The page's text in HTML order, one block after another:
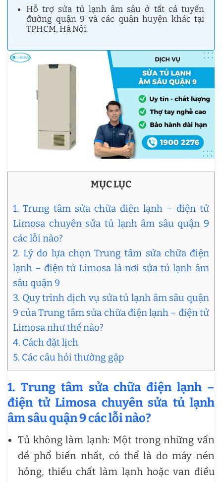
Hỗ trợ sửa tủ lạnh âm sâu ở tất cả tuyến
đường quận 9 và các quận huyện khác tại
TPHCM, Hà Nội.
MỤC LỤC
1. Trung tâm sửa chữa điện lạnh – điện tử
Limosa chuyên sửa tủ lạnh âm sâu quận 9
các lỗi nào?
2. Lý do lựa chọn Trung tâm sửa chữa điện
lạnh – điện tử Limosa là nơi sửa tủ lạnh âm
sâu quận 9
3. Quy trình dịch vụ sửa tủ lạnh âm sâu quận
9 của Trung tâm sửa chữa điện lạnh – điện tử
Limosa như thế nào?
4. Cách đặt lịch
5. Các câu hỏi thường gặp
1. Trung tâm sửa chữa điện lạnh –
điện tử Limosa chuyên sửa tủ lạnh
âm sâu quận 9 các lỗi nào?
Tủ không làm lạnh: Một trong những vấn
đề phổ biến nhất, có thể là do máy nén
hỏng, thiếu chất làm lạnh hoặc van điều